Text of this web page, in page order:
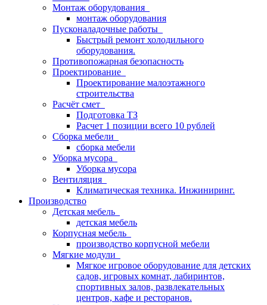
Монтаж оборудования
монтаж оборудования
Пусконаладочные работы
Быстрый ремонт холодильного
оборудования.
Противопожарная безопасность
Проектирование
Проектирование малоэтажного
строительства
Расчёт смет
Подготовка ТЗ
Расчет 1 позиции всего 10 рублей
Сборка мебели
сборка мебели
Уборка мусора
Уборка мусора
Вентиляция
Климатическая техника. Инжиниринг.
Производство
Детская мебель
детская мебель
Корпусная мебель
производство корпусной мебели
Мягкие модули
Мягкое игровое оборудование для детских
садов, игровых комнат, лабиринтов,
спортивных залов, развлекательных
центров, кафе и ресторанов.